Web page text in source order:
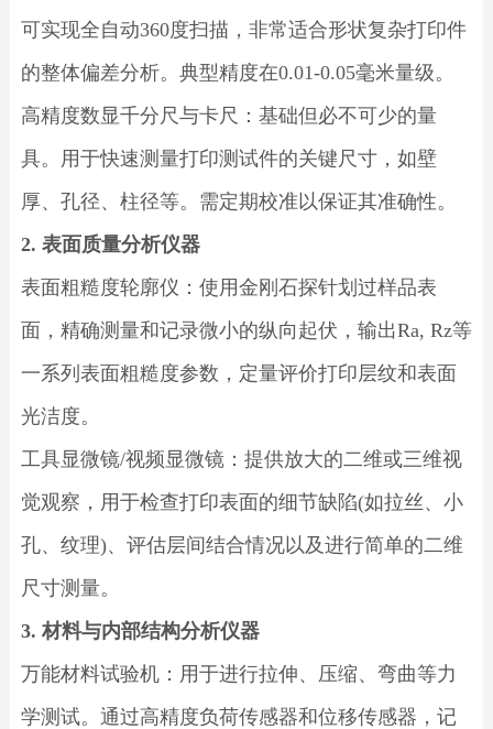
可实现全自动360度扫描，非常适合形状复杂打印件
的整体偏差分析。典型精度在0.01-0.05毫米量级。
高精度数显千分尺与卡尺：基础但必不可少的量
具。用于快速测量打印测试件的关键尺寸，如壁
厚、孔径、柱径等。需定期校准以保证其准确性。
2. 表面质量分析仪器
表面粗糙度轮廓仪：使用金刚石探针划过样品表
面，精确测量和记录微小的纵向起伏，输出Ra, Rz等
一系列表面粗糙度参数，定量评价打印层纹和表面
光洁度。
工具显微镜/视频显微镜：提供放大的二维或三维视
觉观察，用于检查打印表面的细节缺陷(如拉丝、小
孔、纹理)、评估层间结合情况以及进行简单的二维
尺寸测量。
3. 材料与内部结构分析仪器
万能材料试验机：用于进行拉伸、压缩、弯曲等力
学测试。通过高精度负荷传感器和位移传感器，记